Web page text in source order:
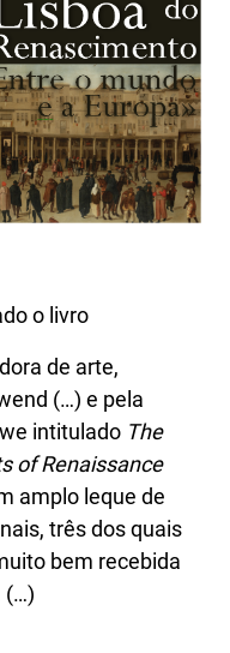
o livro
de arte,
(…) e pela
intitulado The
of Renaissance
amplo leque de
três dos quais
bem recebida
(…)